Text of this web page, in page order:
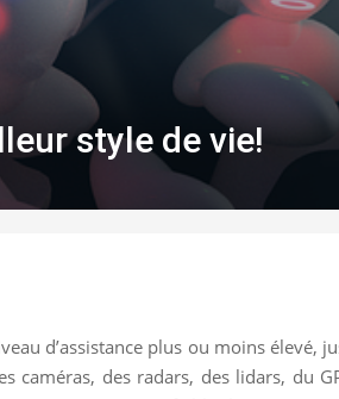
style de vie!
d’assistance plus ou moins élevé,
caméras, des radars, des lidars, du